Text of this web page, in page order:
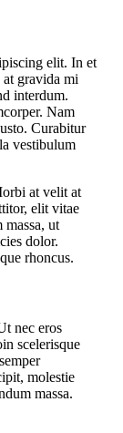
elit. In et
at gravida mi
interdum.
Nam
Curabitur
vestibulum
at velit at
elit vitae
ut
dolor.
rhoncus.
nec eros
scelerisque
molestie
massa.